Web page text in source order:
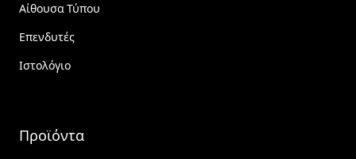
Αίθουσα Τύπου
Επενδυτές
Ιστολόγιο
Προϊόντα